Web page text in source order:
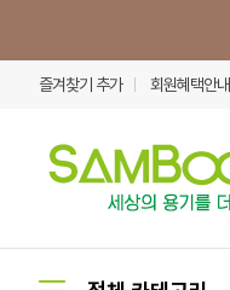
즐겨찾기 추가 회원혜택안내